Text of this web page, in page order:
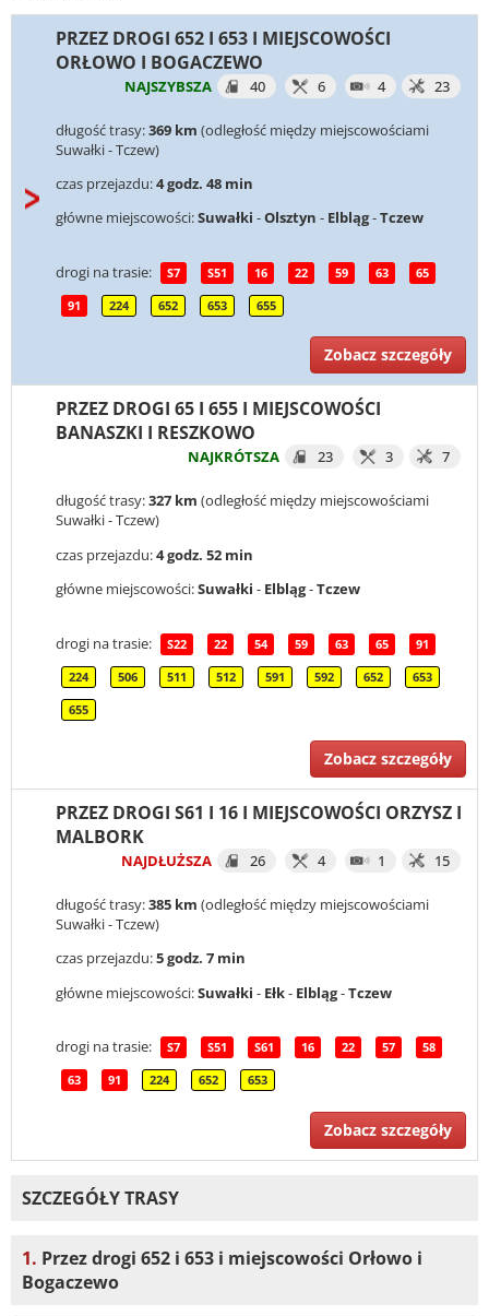
PRZEZ DROGI 652 I 653 I MIEJSCOWOŚCI
ORŁOWO I BOGACZEWO
NAJSZYBSZA 40 6 4 23
długość trasy:369 km (odległość między miejscowościami
Suwałki - Tczew)
czas przejazdu:4 godz. 48 min
główne miejscowości:Suwałki -Olsztyn - Elbląg-Tczew
drogi na trasie: S7 S51 16 22 59 63 65
91 224 652 653 655
Zobacz szczegóły
PRZEZ DROGI 65 I 655 I MIEJSCOWOŚCI
BANASZKI I RESZKOWO
NAJKRÓTSZA 23 3 7
długość trasy:327 km (odległość między miejscowościami
Suwałki - Tczew)
czas przejazdu:4 godz. 52 min
główne miejscowości:Suwałki - Elbląg-Tczew
drogi na trasie: S22 22 54 59 63 65 91
224 506 511 512 591 592 652 653
655
Zobacz szczegóły
PRZEZ DROGI S61 I 16 I MIEJSCOWOŚCI ORZYSZ I
MALBORK
NAJDŁUŻSZA 26 4 1 15
długość trasy:385 km (odległość między miejscowościami
Suwałki - Tczew)
czas przejazdu:5 godz. 7 min
główne miejscowości:Suwałki - Ełk- Elbląg-Tczew
drogi na trasie: S7 S51 S61 16 22 57 58
63 91 224 652 653
Zobacz szczegóły
SZCZEGÓŁY TRASY
1. Przez drogi 652 i 653 i miejscowości Orłowo i
Bogaczewo